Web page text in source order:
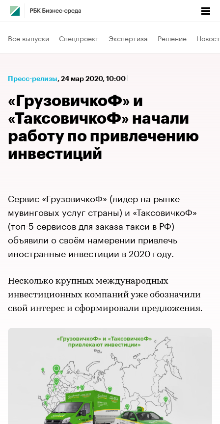
Все выпуски Спецпроект Экспертиза Решение
Пресс-релизы⁠, 24 мар 2020, 10:00
«ГрузовичкоФ» и
«ТаксовичкоФ» начали
работу по привлечению
инвестиций
Сервис «ГрузовичкоФ» (лидер на рынке
мувинговых услуг страны) и «ТаксовичкоФ»
(топ-5 сервисов для заказа такси в РФ)
объявили о своём намерении привлечь
иностранные инвестиции в 2020 году.
Несколько крупных международных
инвестиционных компаний уже обозначили
свой интерес и сформировали предложения.